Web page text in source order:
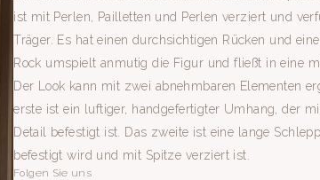
ist mit Perlen, Pailletten und Perlen verziert und
Träger. Es hat einen durchsichtigen Rücken und
Rock umspielt anmutig die Figur und fließt in eine
Der Look kann mit zwei abnehmbaren Elementen
erste ist ein luftiger, handgefertigter Umhang, der
Detail befestigt ist. Das zweite ist eine lange
befestigt wird und mit Spitze verziert ist.
Folgen Sie uns